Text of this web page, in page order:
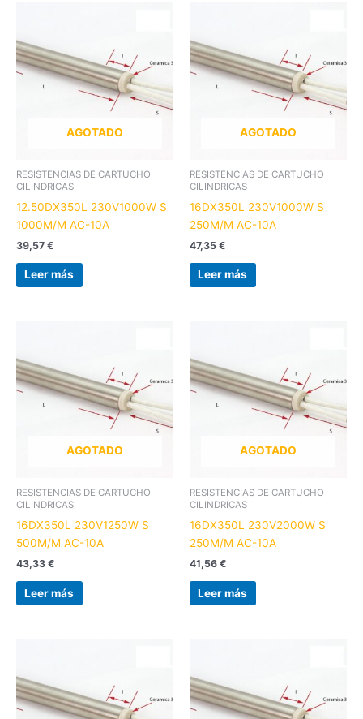
AGOTADO
RESISTENCIAS DE CARTUCHO
CILINDRICAS
12.50DX350L 230V1000W S
1000M/M AC-10A
39,57 €
Leer más
AGOTADO
RESISTENCIAS DE CARTUCHO
CILINDRICAS
16DX350L 230V1000W S
250M/M AC-10A
47,35 €
Leer más
AGOTADO
RESISTENCIAS DE CARTUCHO
CILINDRICAS
16DX350L 230V1250W S
500M/M AC-10A
43,33 €
Leer más
AGOTADO
RESISTENCIAS DE CARTUCHO
CILINDRICAS
16DX350L 230V2000W S
250M/M AC-10A
41,56 €
Leer más